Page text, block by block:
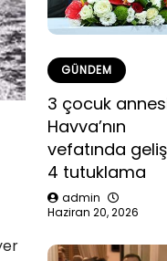
GÜNDEM
3 çocuk
Havva’nın
vefatında
4 tutuklama
admin
Haziran 20, 2026